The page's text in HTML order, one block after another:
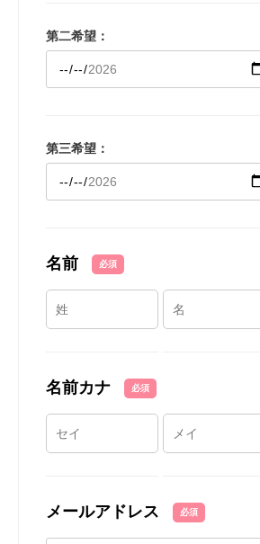
第二希望：
第三希望：
名前 必須
名前カナ 必須
メールアドレス 必須